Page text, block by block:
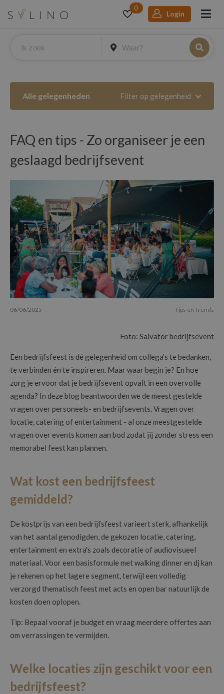
0
Login
Alle gelegenheden Filter op gelegenheid
FAQ en tips - Zo organiseer je een
geslaagd bedrijfsevent
Tips en Trends
06/06/2025
Foto: Salvator bedrijfsevent
Een bedrijfsfeest is dé gelegenheid om collega's te bedanken,
te verbinden én te inspireren. Maar waar begin je? En hoe
zorg je ervoor dat je bedrijfsevent opvalt in een overvolle
agenda? In deze blog beantwoorden we de meest gestelde
vragen over personeels- en bedrijfsevents. Vragen over
locatie, catering of entertainment - al onze meestgestelde
vragen over events komen aan bod zodat jij zonder stress een
memorabel feest kan plannen.
Wat kost een bedrijfsfeest
gemiddeld?
De kostprijs van een bedrijfsfeest varieert sterk, afhankelijk
van het aantal genodigden, de gekozen locatie, catering,
entertainment en extra's zoals decoratie of audiovisueel
materiaal. Voor een basisformule met walking dinner en dj kan
je rekenen op het lagere segment, terwijl een volledig
verzorgd thematisch feest met acts en open bar natuurlijk de
kosten doen oplopen.
Tip: Bepaal vooraf je budget en vraag meerdere offertes aan
om verrassingen te vermijden.
Welke locaties zijn geschikt voor een
bedrijfsfeest?